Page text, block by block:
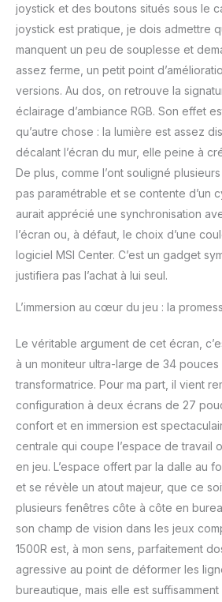
plus
options
Mac,
ordinateur
incluent
(UWQHD/
2.0
de
4
Mystic
joystick et des boutons situés sous le
joystick est pratique, je dois admettre
manquent un peu de souplesse et
assez ferme, un petit point
versions. Au dos, on retrouve la
éclairage d’ambiance RGB. Son effet
qu’autre chose : la lumière est assez
décalant l’écran du mur, elle peine à
De plus, comme l’ont souligné
pas paramétrable et se contente d’un
aurait apprécié une synchronisation
l’écran ou, à défaut, le choix d’une
logiciel MSI Center. C’est un gadget
justifiera pas l’achat à lui seul.
L’immersion au cœur du jeu : la
Le véritable argument de cet écran,
à un moniteur ultra-large de 34
transformatrice. Pour ma part, il vient
configuration à deux écrans de 27
confort et en immersion est
centrale qui coupe l’espace de travail
en jeu. L’espace offert par la dalle au
et se révèle un atout majeur, que ce
plusieurs fenêtres côte à côte en
son champ de vision dans les jeux
1500R est, à mon sens, parfaitement
agressive au point de déformer les
bureautique, mais elle est